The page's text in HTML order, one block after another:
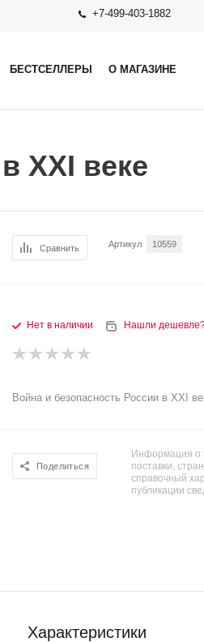
+7-499-403-1882
БЕСТСЕЛЛЕРЫ О МАГАЗИНЕ
ХХI веке
Сравнить Артикул 10559
Нет в наличии Нашли
Война и безопасность России в ХХI
Поделиться
Информация о
поставки,
справочный
публикации
Характеристики